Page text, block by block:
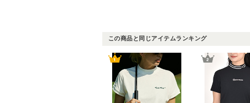
この商品と同じアイテムランキング